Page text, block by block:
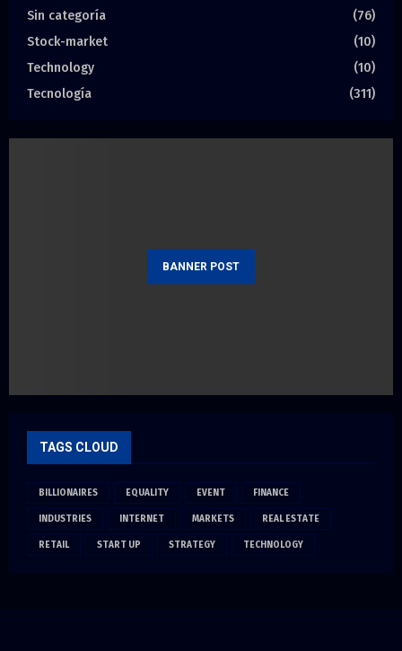
Sin categoría
(76)
Stock-market
(10)
Technology
(10)
Tecnología
(311)
BANNER POST
TAGS CLOUD
BILLIONAIRES EQUALITY EVENT FINANCE
INDUSTRIES INTERNET MARKETS REAL ESTATE
RETAIL START UP STRATEGY TECHNOLOGY